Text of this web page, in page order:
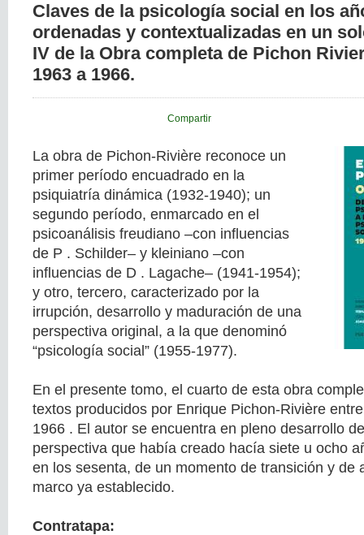
Claves de la psicología social en los
ordenadas y contextualizadas en un
IV de la Obra completa de Pichon
1963 a 1966.
Compartir
La obra de Pichon-Rivière reconoce un
primer período encuadrado en la
psiquiatría dinámica (1932-1940); un
segundo período, enmarcado en el
psicoanálisis freudiano –con influencias
de P . Schilder– y kleiniano –con
influencias de D . Lagache– (1941-1954);
y otro, tercero, caracterizado por la
irrupción, desarrollo y maduración de una
perspectiva original, a la que denominó
“psicología social” (1955-1977).
En el presente tomo, el cuarto de esta obra
textos producidos por Enrique Pichon-Rivière
1966 . El autor se encuentra en pleno desarrollo
perspectiva que había creado hacía siete u ocho
en los sesenta, de un momento de transición y de
marco ya establecido.
Contratapa: